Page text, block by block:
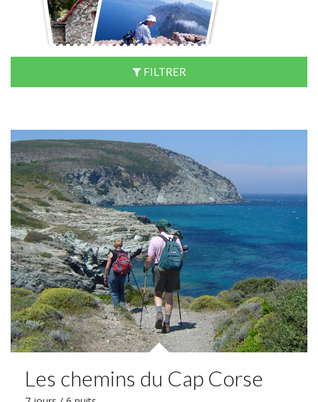
FILTRER
Les chemins du Cap Corse